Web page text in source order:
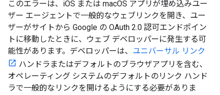
このエラーは、iOS または macOS アプリが埋め込みユー
ザー エージェントで一般的なウェブリンクを開き、ユー
ザーがサイトから Google の OAuth 2.0 認可エンドポイン
トに移動したときに、ウェブ デベロッパーに発生する可
能性があります。デベロッパーは、 ユニバーサル リンク
ハンドラまたはデフォルトのブラウザアプリを含む、
オペレーティング システムのデフォルトのリンク ハンド
ラで一般的なリンクを開けるようにする必要がありま